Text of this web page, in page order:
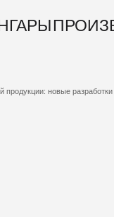
новые разработки